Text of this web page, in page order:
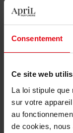
Consentement
Ce site web
La loi stipule
sur votre
au
de cookies,
Gratis
Beschrijving